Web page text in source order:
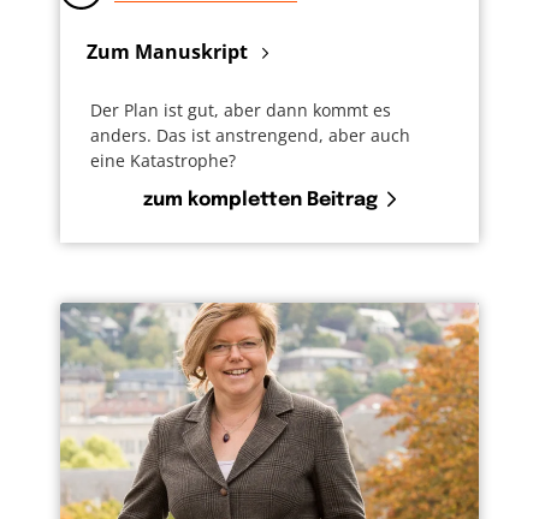
Zum Manuskript
Der Plan ist gut, aber dann kommt es
anders. Das ist anstrengend, aber auch
eine Katastrophe?
zum kompletten Beitrag